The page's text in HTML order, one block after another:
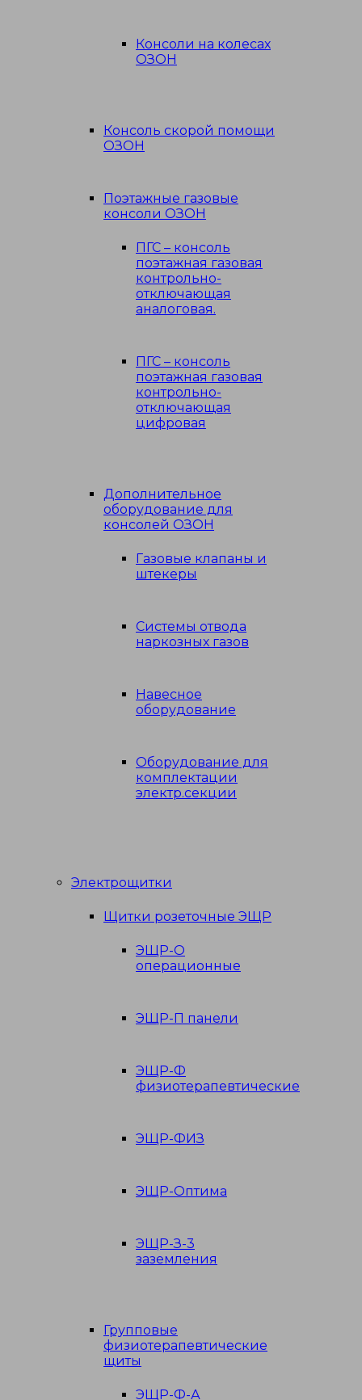
Консоли на колесах
ОЗОН
Консоль скорой помощи
ОЗОН
Поэтажные газовые
консоли ОЗОН
ПГС – консоль
поэтажная газовая
контрольно-
отключающая
аналоговая.
ПГС – консоль
поэтажная газовая
контрольно-
отключающая
цифровая
Дополнительное
оборудование для
консолей ОЗОН
Газовые клапаны и
штекеры
Системы отвода
наркозных газов
Навесное
оборудование
Оборудование для
комплектации
электр.секции
Электрощитки
Щитки розеточные ЭЩР
ЭЩР-О
операционные
ЭЩР-П панели
ЭЩР-Ф
физиотерапевтические
ЭЩР-ФИЗ
ЭЩР-Оптима
ЭЩР-З-3
заземления
Групповые
физиотерапевтические
щиты
ЭЩР-Ф-А